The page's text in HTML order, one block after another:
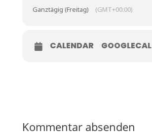
Ganztägig (Freitag) (GMT+00:00)
CALENDAR GOOGLECAL
Kommentar absenden